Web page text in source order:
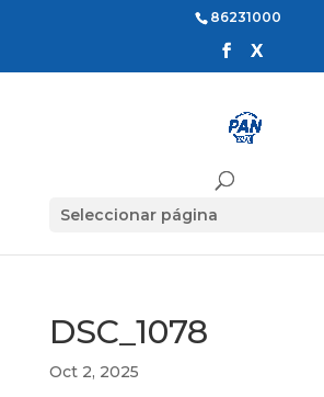
86231000
Seleccionar página
DSC_1078
Oct 2, 2025